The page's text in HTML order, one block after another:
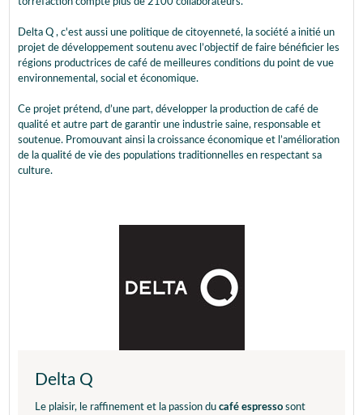
Delta Q , c'est aussi une politique de citoyenneté, la société a initié un
projet de développement soutenu avec l’objectif de faire bénéficier les
régions productrices de café de meilleures conditions du point de vue
environnemental, social et économique.
Ce projet prétend, d’une part, développer la production de café de
qualité et autre part de garantir une industrie saine, responsable et
soutenue. Promouvant ainsi la croissance économique et l’amélioration
de la qualité de vie des populations traditionnelles en respectant sa
culture.
Delta Q
Le plaisir, le raffinement et la passion du café espresso sont